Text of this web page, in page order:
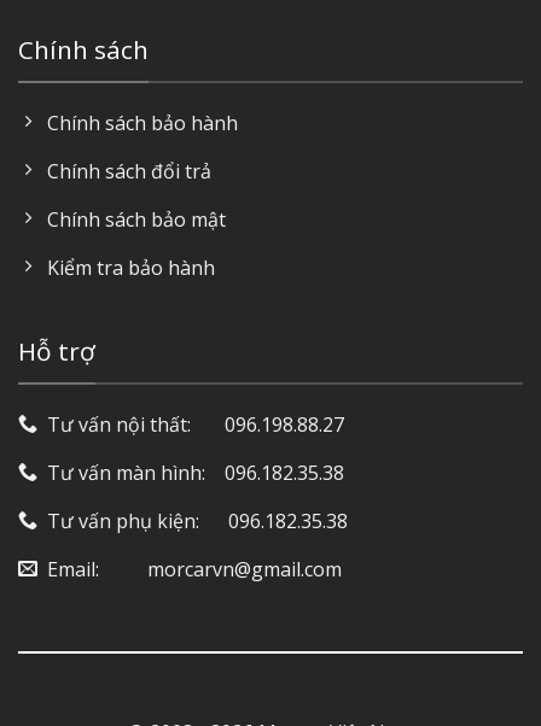
Chính sách
Chính sách bảo hành
Chính sách đổi trả
Chính sách bảo mật
Kiểm tra bảo hành
Hỗ trợ
Tư vấn nội thất: ‎ ‎ ‎ ‎ ‎ ‎ 096.198.88.27
Tư vấn màn hình: ‎ ‎ ‎ 096.182.35.38
Tư vấn phụ kiện: ‎ ‎ ‎ ‎‎ ‎ 096.182.35.38
Email: ‎ ‎ ‎ ‎ ‎ ‎ ‎ ‎ ‎ morcarvn@gmail.com